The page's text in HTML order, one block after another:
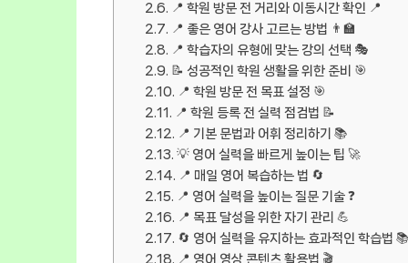
📍 학원 방문 전 거리와 이동시간 확인 📍
📍 좋은 영어 강사 고르는 방법 👨‍🏫
📍 학습자의 유형에 맞는 강의 선택 🎭
📝 성공적인 학원 생활을 위한 준비 🎯
📍 학원 방문 전 목표 설정 🎯
📍 학원 등록 전 실력 점검법 📝
📍 기본 문법과 어휘 정리하기 📚
💡 영어 실력을 빠르게 높이는 팁 🚀
📍 매일 영어 복습하는 법 🔄
📍 영어 실력을 높이는 질문 기술 ❓
📍 목표 달성을 위한 자기 관리 💪
🔄 영어 실력을 유지하는 효과적인 학습법 📚
📍 영어 영상 콘텐츠 활용법 🎬